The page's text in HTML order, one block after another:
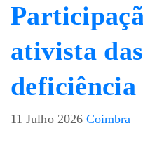
ativista
11 Julho 2026 Coimbra